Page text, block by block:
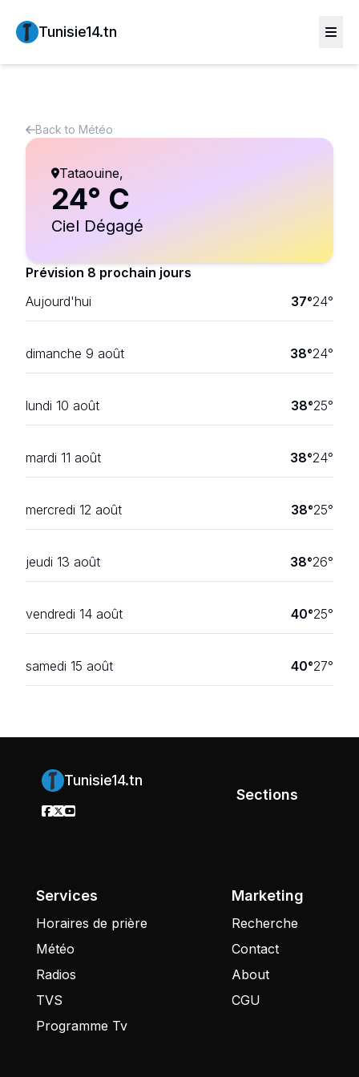
Tunisie14.tn
Back to Météo
Tataouine,
24° C
Ciel Dégagé
Prévision 8 prochain jours
Aujourd'hui
37°24°
dimanche 9 août 38°24°
lundi 10 août 38°25°
mardi 11 août 38°24°
mercredi 12 août 38°25°
jeudi 13 août 38°26°
vendredi 14 août 40°25°
samedi 15 août 40°27°
Tunisie14.tn
Sections
Services
Horaires de prière
Météo
Radios
TVS
Programme Tv
Marketing
Recherche
Contact
About
CGU